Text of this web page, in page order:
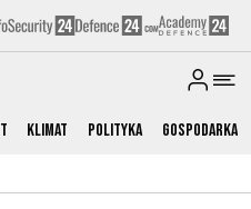
Klimat Polityka Gospodarka